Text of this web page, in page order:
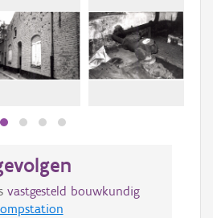
vastgesteld bouwkundig